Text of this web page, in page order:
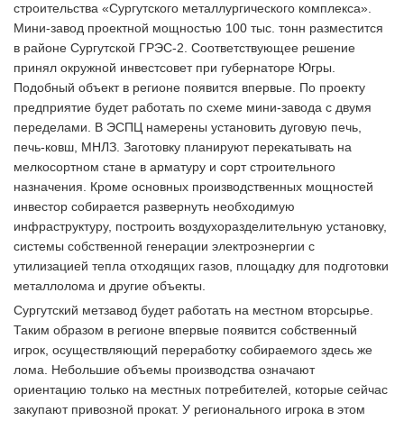
строительства «Сургутского металлургического комплекса».
Мини-завод проектной мощностью 100 тыс. тонн разместится
в районе Сургутской ГРЭС-2. Соответствующее решение
принял окружной инвестсовет при губернаторе Югры.
Подобный объект в регионе появится впервые. По проекту
предприятие будет работать по схеме мини-завода с двумя
переделами. В ЭСПЦ намерены установить дуговую печь,
печь-ковш, МНЛЗ. Заготовку планируют перекатывать на
мелкосортном стане в арматуру и сорт строительного
назначения. Кроме основных производственных мощностей
инвестор собирается развернуть необходимую
инфраструктуру, построить воздухоразделительную установку,
системы собственной генерации электроэнергии с
утилизацией тепла отходящих газов, площадку для подготовки
металлолома и другие объекты.
Сургутский метзавод будет работать на местном вторсырье.
Таким образом в регионе впервые появится собственный
игрок, осуществляющий переработку собираемого здесь же
лома. Небольшие объемы производства означают
ориентацию только на местных потребителей, которые сейчас
закупают привозной прокат. У регионального игрока в этом